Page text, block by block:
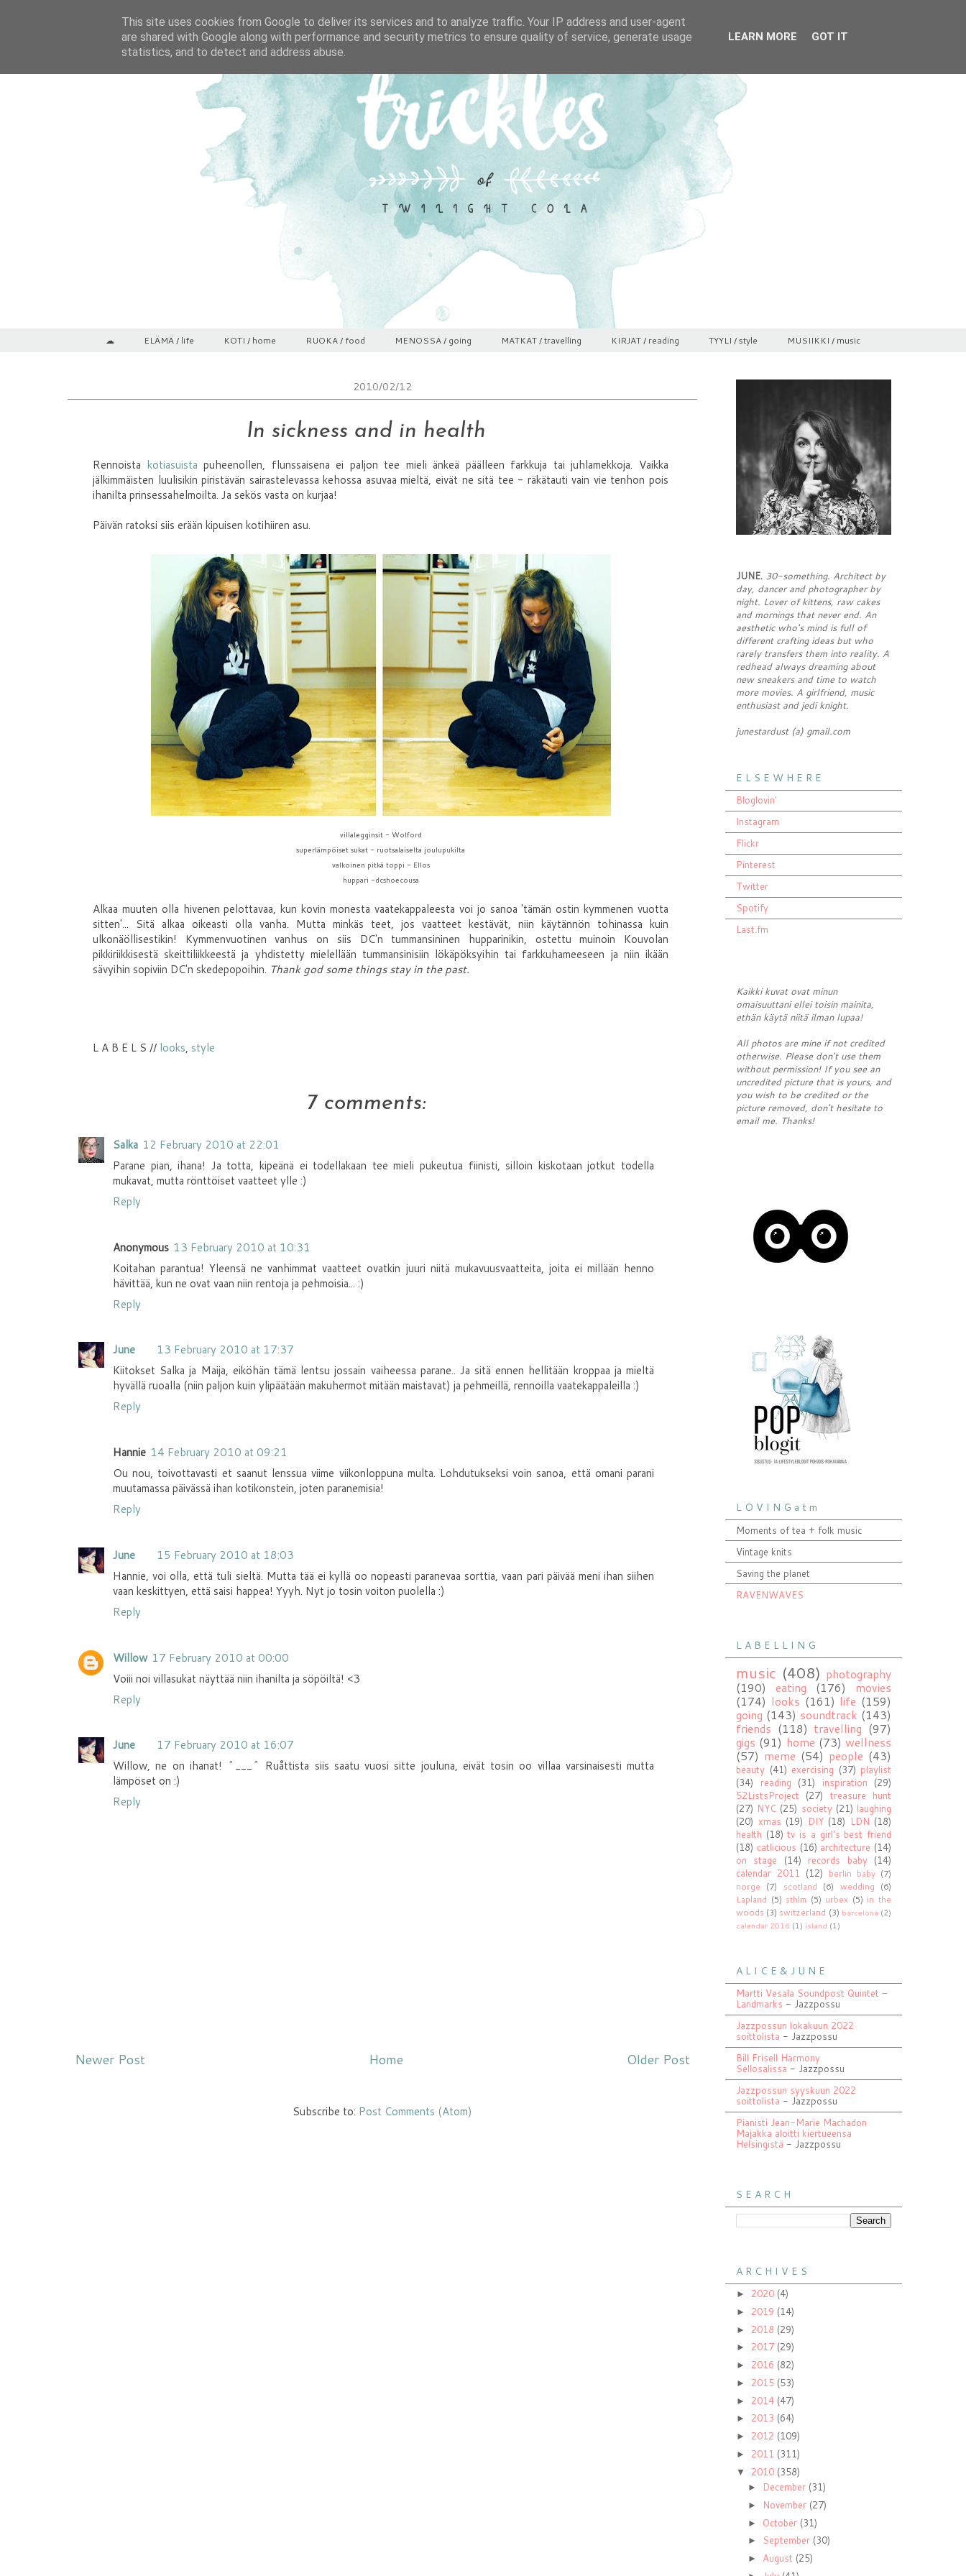
☁ ELÄMÄ / life KOTI / home RUOKA / food MENOSSA / going MATKAT / travelling KIRJAT / reading TYYLI / style MUSIIKKI / music
2010/02/12
In sickness and in health
Rennoista kotiasuistapuheenollen, flunssaisena ei paljon tee mieli änkeä päälleen farkkuja tai juhlamekkoja. Vaikka
jälkimmäisten luulisikin piristävän sairastelevassa kehossa asuvaa mieltä, eivät ne sitä tee - räkätauti vain vie tenhon pois
ihanilta prinsessahelmoilta. Ja sekös vasta on kurjaa!
Päivän ratoksi siis erään kipuisen kotihiiren asu.
villalegginsit - Wolford
superlämpöiset sukat - ruotsalaiselta joulupukilta
valkoinen pitkä toppi - Ellos
huppari -dcshoecousa
Alkaa muuten olla hivenen pelottavaa, kun kovin monesta vaatekappaleesta voi jo sanoa 'tämän ostin kymmenen vuotta
sitten'... Sitä alkaa oikeasti olla vanha. Mutta minkäs teet, jos vaatteet kestävät, niin käytännön tohinassa kuin
ulkonäöllisestikin! Kymmenvuotinen vanhus on siis DC'n tummansininen hupparinikin, ostettu muinoin Kouvolan
pikkiriikkisestä skeittiliikkeestä ja yhdistetty mielellään tummansinisiin lökäpöksyihin tai farkkuhameeseen ja niin ikään
sävyihin sopiviin DC'n skedepopoihin. Thank god some things stay in the past.
L A B E L S // looks, style
7 comments:
Salka 12 February 2010 at 22:01
Parane pian, ihana! Ja totta, kipeänä ei todellakaan tee mieli pukeutua fiinisti, silloin kiskotaan jotkut todella
mukavat, mutta rönttöiset vaatteet ylle :)
Reply
Anonymous 13 February 2010 at 10:31
Koitahan parantua! Yleensä ne vanhimmat vaatteet ovatkin juuri niitä mukavuusvaatteita, joita ei millään henno
hävittää, kun ne ovat vaan niin rentoja ja pehmoisia... :)
Reply
June
13 February 2010 at 17:37
Kiitokset Salka ja Maija, eiköhän tämä lentsu jossain vaiheessa parane.. Ja sitä ennen hellitään kroppaa ja mieltä
hyvällä ruoalla (niin paljon kuin ylipäätään makuhermot mitään maistavat) ja pehmeillä, rennoilla vaatekappaleilla :)
Reply
Hannie 14 February 2010 at 09:21
Ou nou, toivottavasti et saanut lenssua viime viikonloppuna multa. Lohdutukseksi voin sanoa, että omani parani
muutamassa päivässä ihan kotikonstein, joten paranemisia!
Reply
June
15 February 2010 at 18:03
Hannie, voi olla, että tuli sieltä. Mutta tää ei kyllä oo nopeasti paranevaa sorttia, vaan pari päivää meni ihan siihen
vaan keskittyen, että saisi happea! Yyyh. Nyt jo tosin voiton puolella :)
Reply
Willow 17 February 2010 at 00:00
Voiii noi villasukat näyttää niin ihanilta ja söpöiltä! <3
Reply
June
17 February 2010 at 16:07
Willow, ne on ihanat! ^___^ Ruåttista siis saatu vuosi sitte jouluna, eivät tosin oo villaa varsinaisesti mutta
lämpöset on :)
Reply
Newer Post Older Post
Home
Subscribe to: Post Comments (Atom)
JUNE. 30-something. Architect by
day, dancer and photographer by
night. Lover of kittens, raw cakes
and mornings that never end. An
aesthetic who's mind is full of
different crafting ideas but who
rarely transfers them into reality. A
redhead always dreaming about
new sneakers and time to watch
more movies. A girlfriend, music
enthusiast and jedi knight.
junestardust (a) gmail.com
E L S E W H E R E
Bloglovin'
Instagram
Flickr
Pinterest
Twitter
Spotify
Last.fm
Kaikki kuvat ovat minun
omaisuuttani ellei toisin mainita,
ethän käytä niitä ilman lupaa!
All photos are mine if not credited
otherwise. Please don't use them
without permission! If you see an
uncredited picture that is yours, and
you wish to be credited or the
picture removed, don't hesitate to
email me. Thanks!
L O V I N G a t m
Moments of tea + folk music
Vintage knits
Saving the planet
RAVENWAVES
L A B E L L I N G
music (408) photography
(190)
eating (176)
movies
(174) looks (161) life (159)
going (143) soundtrack (143)
friends (118) travelling (97)
gigs (91) home (73) wellness
(57) meme (54) people (43)
beauty (41) exercising (37) playlist
(34)
reading (31) inspiration
(29)
52ListsProject
(27)
treasure hunt
(27) NYC (25) society (21) laughing
(20) xmas (19) DIY (18) LDN (18)
health (18) tv is a girl's best friend
(18) catlicious (16) architecture (14)
on stage
(14) records baby (14)
calendar 2011
(12) berlin baby (7)
norge (7) scotland (6) wedding (6)
Lapland (5) sthlm (5) urbex (5) in the
woods (3) switzerland (3) barcelona (2)
calendar 2016 (1) ísland (1)
A L I C E & J U N E
Martti Vesala Soundpost Quintet –
Landmarks - Jazzpossu
Jazzpossun lokakuun 2022
soittolista - Jazzpossu
Bill Frisell Harmony
Sellosalissa - Jazzpossu
Jazzpossun syyskuun 2022
soittolista - Jazzpossu
Pianisti Jean-Marie Machadon
Majakka aloitti kiertueensa
Helsingistä - Jazzpossu
S E A R C H
A R C H I V E S
► 2020 (4)
► 2019 (14)
► 2018 (29)
► 2017 (29)
► 2016 (82)
► 2015 (53)
► 2014 (47)
► 2013 (64)
► 2012 (109)
► 2011 (311)
▼ 2010 (358)
► December (31)
► November (27)
► October (31)
► September (30)
► August (25)
This site uses cookies from Google to deliver its services and to analyze traffic. Your IP address and user-agent
are shared with Google along with performance and security metrics to ensure quality of service, generate usage
statistics, and to detect and address abuse.
LEARN MORE GOT IT